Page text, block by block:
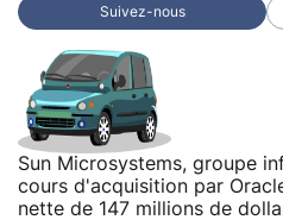
Suivez-nous
Sun Microsystems, groupe
cours d'acquisition par
nette de 147 millions de